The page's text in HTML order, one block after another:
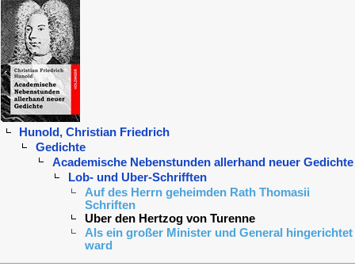
Hunold, Christian Friedrich
Gedichte
Academische Nebenstunden allerhand neuer Gedichte
Lob- und Uber-Schrifften
Auf des Herrn geheimden Rath Thomasii
Schriften
Uber den Hertzog von Turenne
Als ein großer Minister und General hingerichtet
ward